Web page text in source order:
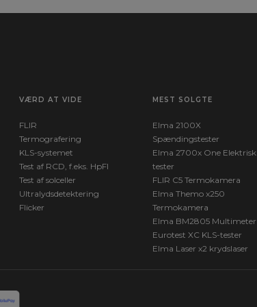
VÆRD AT VIDE
FLIR
Termografering
KLS-systemet
Test af RCD, f.eks. HpFI
Test af solceller
Ultralydsdetektering
Flicker
MEST SOLGTE
Elma 2100X
Spændingstester
Elma 2700x One Elektrisk
tester
FLIR C5 Termokamera
Elma Themo x250
Termokamera
Elma BM2805 Multimeter
Eurotest XC KLS-tester
Elma Laser x2 krydslaser